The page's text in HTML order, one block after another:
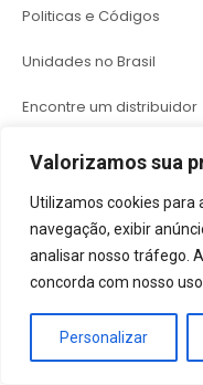
Valorizamos sua
Utilizamos cookies para
navegação, exibir
analisar nosso tráfego.
concorda com nosso uso
Personalizar
Politicas e Códigos
Unidades no Brasil
Encontre um distribuidor
Culturas
Soja
Milho
Café
Algodão